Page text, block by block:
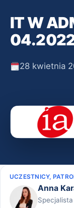
IT W
28 kwietnia
UCZESTNICY,
Anna